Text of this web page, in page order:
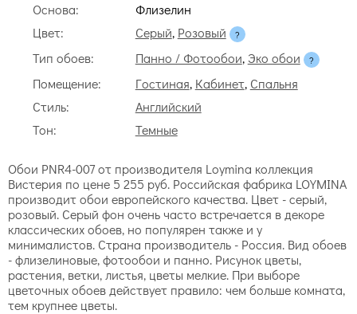
Основа:
Флизелин
Цвет:
Серый, Розовый
Тип обоев:
Панно / Фотообои, Эко обои
Помещение:
Гостиная, Кабинет, Спальня
Стиль:
Английский
Тон:
Темные
Обои PNR4-007 от производителя Loymina коллекция
Вистерия по цене 5 255 руб. Российская фабрика LOYMINA
производит обои европейского качества. Цвет - серый,
розовый. Серый фон очень часто встречается в декоре
классических обоев, но популярен также и у
минималистов. Страна производитель - Россия. Вид обоев
- флизелиновые, фотообои и панно. Рисунок цветы,
растения, ветки, листья, цветы мелкие. При выборе
цветочных обоев действует правило: чем больше комната,
тем крупнее цветы.